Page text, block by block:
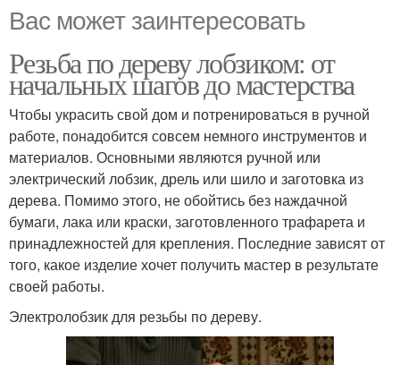
Вас может заинтересовать
Резьба по дереву лобзиком: от
начальных шагов до мастерства
Чтобы украсить свой дом и потренироваться в ручной
работе, понадобится совсем немного инструментов и
материалов. Основными являются ручной или
электрический лобзик, дрель или шило и заготовка из
дерева. Помимо этого, не обойтись без наждачной
бумаги, лака или краски, заготовленного трафарета и
принадлежностей для крепления. Последние зависят от
того, какое изделие хочет получить мастер в результате
своей работы.
Электролобзик для резьбы по дереву.